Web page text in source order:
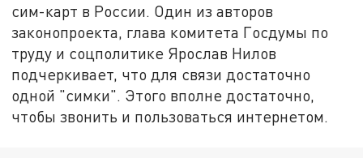
сим-карт в России. Один из авторов
законопроекта, глава комитета Госдумы по
труду и соцполитике Ярослав Нилов
подчеркивает, что для связи достаточно
одной "симки". Этого вполне достаточно,
чтобы звонить и пользоваться интернетом.